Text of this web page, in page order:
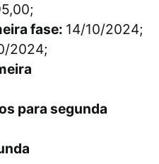
fase: 14/10/2024;
2024;
para segunda